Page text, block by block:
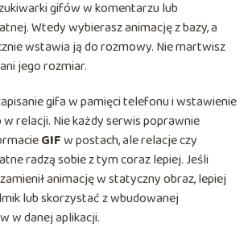
gifów w komentarzu lub
Wtedy wybierasz animację z bazy, a
wstawia ją do rozmowy. Nie martwisz
jego rozmiar.
gifa w pamięci telefonu i wstawienie
relacji. Nie każdy serwis poprawnie
GIFw postach, ale relacje czy
radzą sobie z tym coraz lepiej. Jeśli
animację w statyczny obraz, lepiej
lub skorzystać z wbudowanej
w danej aplikacji.